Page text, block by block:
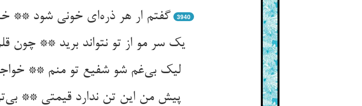
گفتم ار هر ذره‌‌ای خونی شود **
3940
یک سر مو از تو نتواند برید ** چون
لیک بی‌‌غم شو شفیع تو منم ** خواجه‌‌ی روحم نه مملوک تنم‌‌
پیش من این تن ندارد قیمتی ** بی‌‌تن خویشم فتی ابن الفتی‌‌